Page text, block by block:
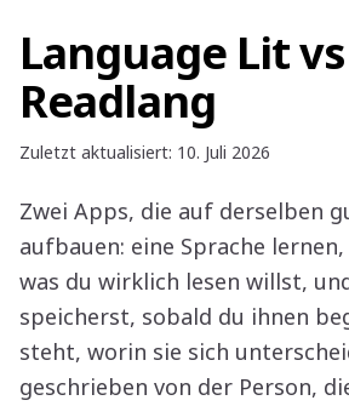
Language Lit vs
Readlang
Zuletzt aktualisiert: 10. Juli 2026
Zwei Apps, die auf derselben
aufbauen: eine Sprache
was du wirklich lesen willst,
speicherst, sobald du ihnen
steht, worin sie sich
geschrieben von der Person,